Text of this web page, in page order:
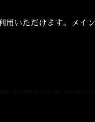
用いただけます。メイ